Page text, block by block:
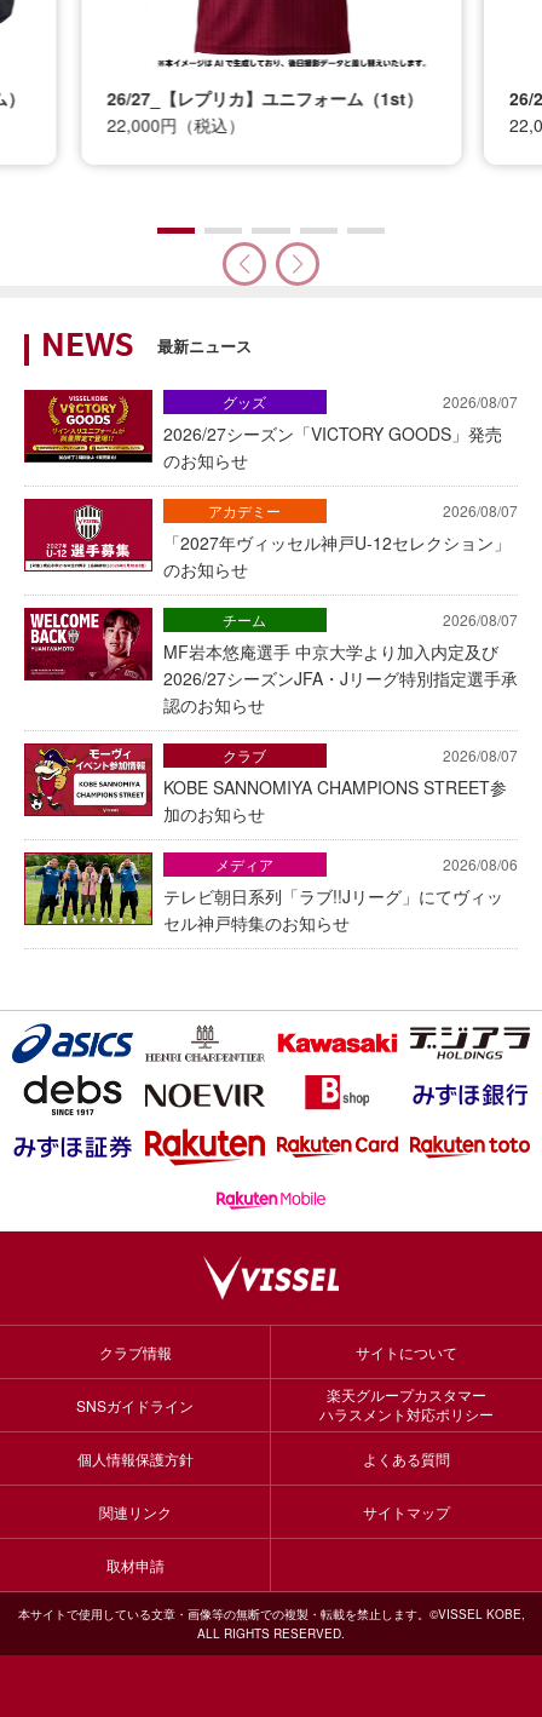
26/27_【レプリカ】ユニフォーム（1st）
22,000円（税込）
26/
NEWS 最新ニュース
2026/08/07
2026/27シーズン「VICTORY GOODS」発売
のお知らせ
グッズ
2026/08/07
「2027年ヴィッセル神戸U-12セレクション」
のお知らせ
アカデミー
2026/08/07
MF岩本悠庵選手 中京大学より加入内定及び
2026/27シーズンJFA・Jリーグ特別指定選手承
認のお知らせ
チーム
2026/08/07
KOBE SANNOMIYA CHAMPIONS STREET参
加のお知らせ
クラブ
2026/08/06
テレビ朝日系列「ラブ!!Jリーグ」にてヴィッ
セル神戸特集のお知らせ
メディア
クラブ情報 サイトについて
SNSガイドライン
楽天グループカスタマー
ハラスメント対応ポリシー
個人情報保護方針 よくある質問
関連リンク サイトマップ
取材申請
本サイトで使用している文章・画像等の無断での複製・転載を禁止します。©VISSEL KOBE,
ALL RIGHTS RESERVED.